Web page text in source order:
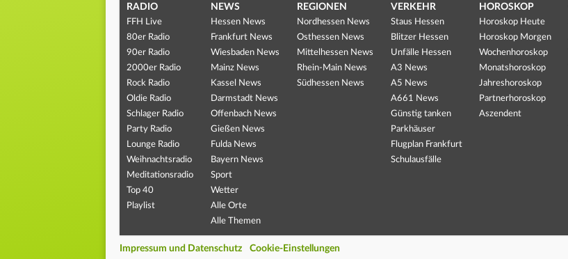
RADIO
FFH Live
80er Radio
90er Radio
2000er Radio
Rock Radio
Oldie Radio
Schlager Radio
Party Radio
Lounge Radio
Weihnachtsradio
Meditationsradio
Top 40
Playlist
NEWS
Hessen News
Frankfurt News
Wiesbaden News
Mainz News
Kassel News
Darmstadt News
Offenbach News
Gießen News
Fulda News
Bayern News
Sport
Wetter
Alle Orte
Alle Themen
REGIONEN
Nordhessen News
Osthessen News
Mittelhessen News
Rhein-Main News
Südhessen News
VERKEHR
Staus Hessen
Blitzer Hessen
Unfälle Hessen
A3 News
A5 News
A661 News
Günstig tanken
Parkhäuser
Flugplan Frankfurt
Schulausfälle
HOROSKOP
Horoskop Heute
Horoskop Morgen
Wochenhoroskop
Monatshoroskop
Jahreshoroskop
Partnerhoroskop
Aszendent
Impressum und Datenschutz Cookie-Einstellungen